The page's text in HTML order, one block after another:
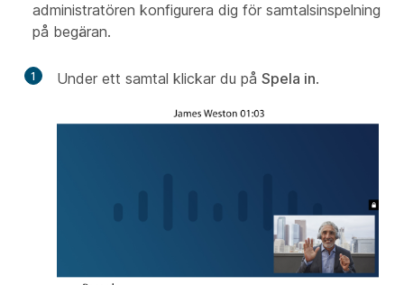
administratören konfigurera dig för samtalsinspelning
på begäran.
1 Under ett samtal klickar du på Spela in.